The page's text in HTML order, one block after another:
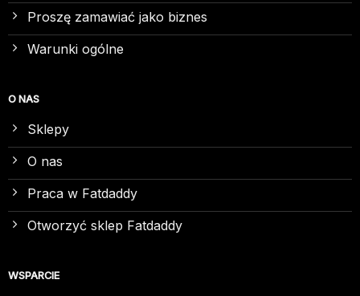
Proszę zamawiać jako biznes
Warunki ogólne
O NAS
Sklepy
O nas
Praca w Fatdaddy
Otworzyć sklep Fatdaddy
WSPARCIE